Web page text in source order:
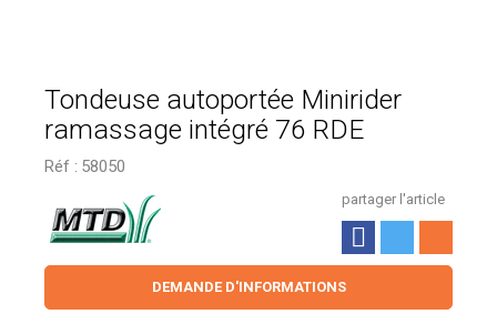
Tondeuse autoportée Minirider
ramassage intégré 76 RDE
Réf : 58050
partager l'article
DEMANDE D'INFORMATIONS